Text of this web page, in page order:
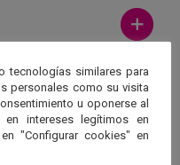
Ver más
,Granada,
en
tecnologías similares para
personales como su visita
u oponerse al
intereses legítimos en
"Configurar cookies" en